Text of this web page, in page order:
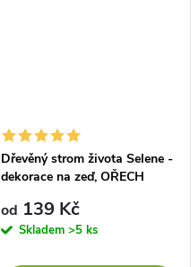
Dřevěný strom života Selene -
dekorace na zeď, OŘECH
od 139 Kč
Skladem >5 ks